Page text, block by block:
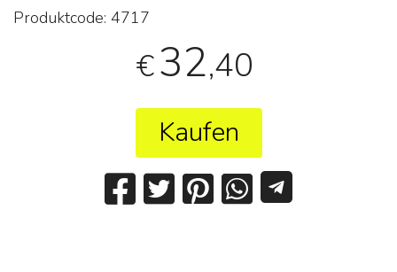
Produktcode:4717
€32,40
Kaufen